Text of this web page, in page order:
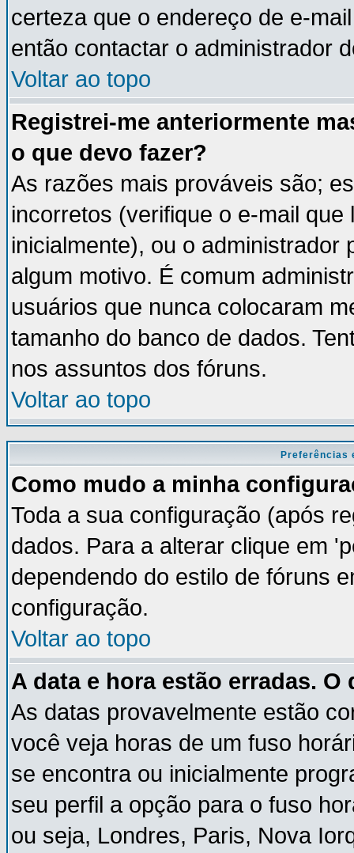
certeza que o endereço de e-
então contactar o administrador
Voltar ao topo
Registrei-me anteriormente
o que devo fazer?
As razões mais prováveis são;
incorretos (verifique o e-mail
inicialmente), ou o
algum motivo. É comum
usuários que nunca colocaram
tamanho do banco de dados.
nos assuntos dos fóruns.
Voltar ao topo
Preferências
Como mudo a minha
Toda a sua configuração (após
dados. Para a alterar clique em
dependendo do estilo de fóruns
configuração.
Voltar ao topo
A data e hora estão erradas. O
As datas provavelmente estão
você veja horas de um fuso
se encontra ou inicialmente
seu perfil a opção para o fuso
ou seja, Londres, Paris, Nova